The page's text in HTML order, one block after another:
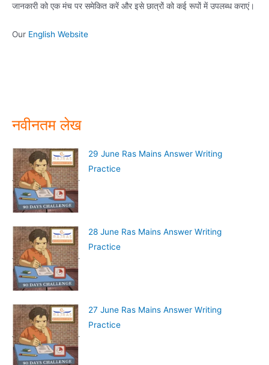
जानकारी को एक मंच पर समेकित करें और इसे छात्रों को कई रूपों में उपलब्ध कराएं।
Our English Website
नवीनतम लेख
29 June Ras Mains Answer Writing
Practice
28 June Ras Mains Answer Writing
Practice
27 June Ras Mains Answer Writing
Practice